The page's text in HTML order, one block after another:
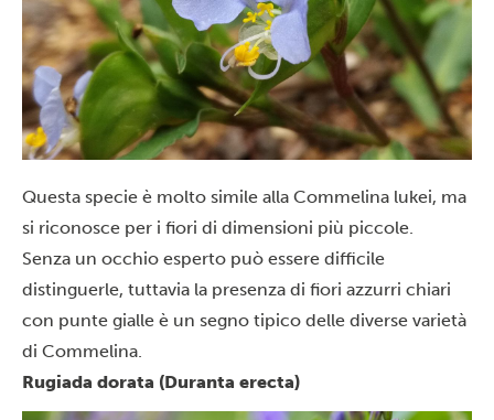
Questa specie è molto simile alla Commelina lukei, ma
si riconosce per i fiori di dimensioni più piccole.
Senza un occhio esperto può essere difficile
distinguerle, tuttavia la presenza di fiori azzurri chiari
con punte gialle è un segno tipico delle diverse varietà
di Commelina.
Rugiada dorata (Duranta erecta)